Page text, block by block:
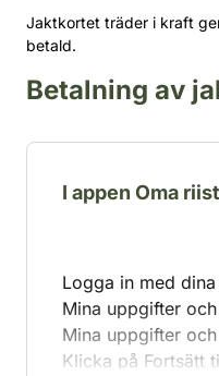
Jaktkortet träder i kraft
betald.
Betalning av
I appen Oma
Logga in med
Mina uppgifter
Mina uppgifter
Klicka på Fortsätt